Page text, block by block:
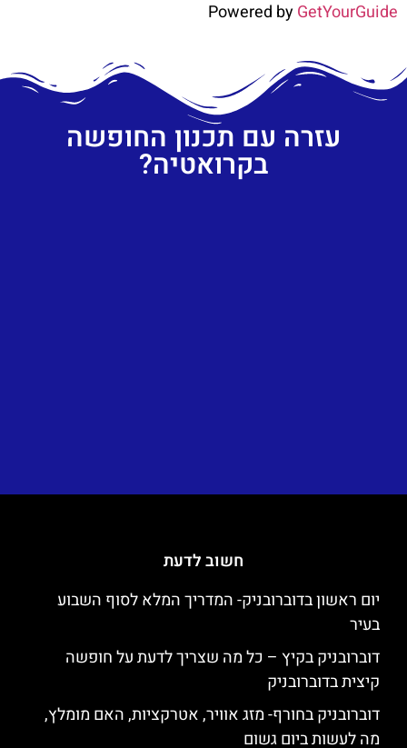
Powered byGetYourGuide
עזרה עם תכנון החופשה
בקרואטיה?
חשוב לדעת
יום ראשון בדוברובניק- המדריך המלא לסוף השבוע
בעיר
דוברובניק בקיץ – כל מה שצריך לדעת על חופשה
קיצית בדוברובניק
דוברובניק בחורף- מזג אוויר, אטרקציות, האם מומלץ,
מה לעשות ביום גשום